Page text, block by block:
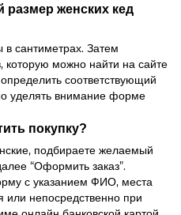
женских кед
сантиметрах. Затем
которую можно найти на сайте
соответствующий
уделять внимание форме
покупку?
подбираете желаемый
“Оформить заказ”.
с указанием ФИО, места
или непосредственно при